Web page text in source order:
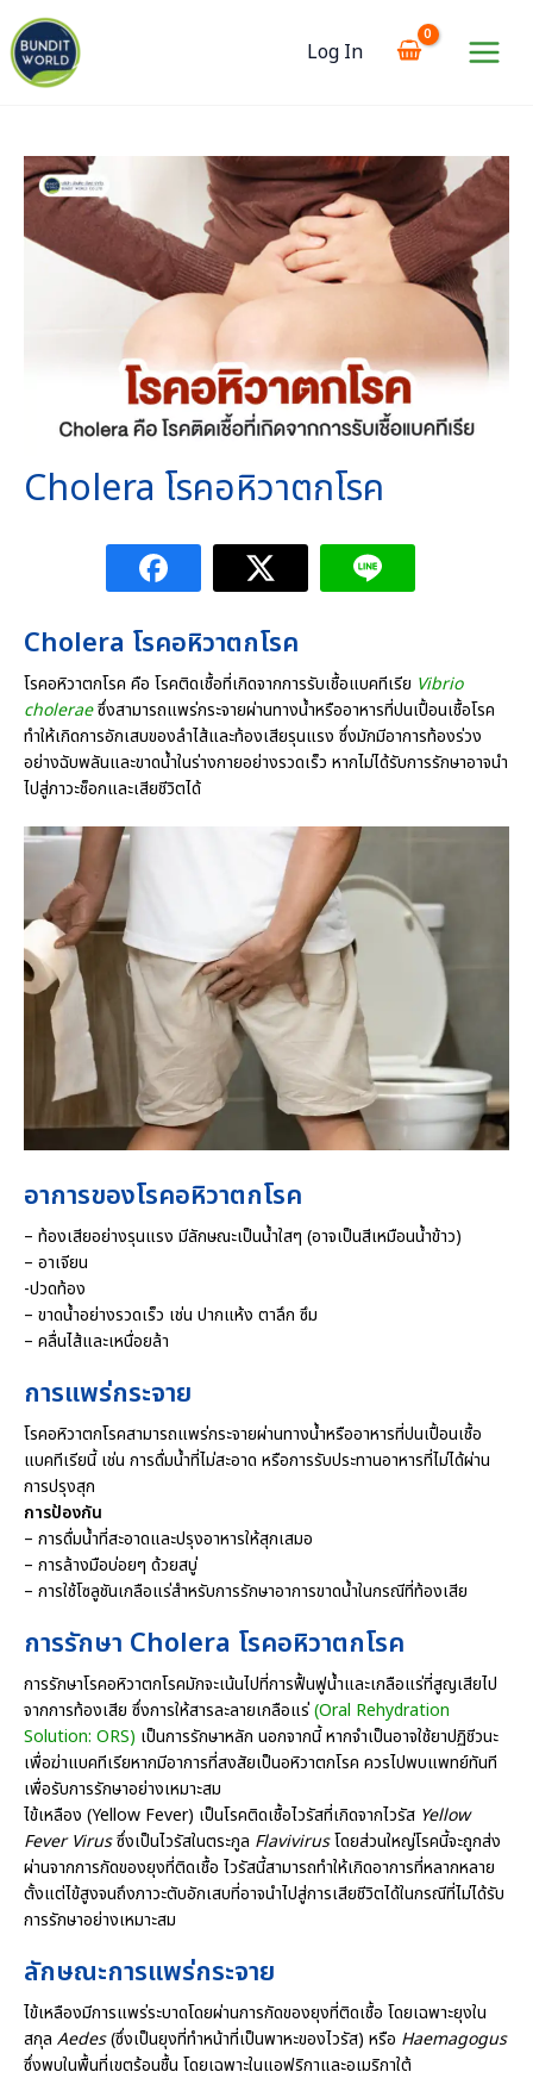
to
content
Log In
Main
Cholera โรคอหิวาตกโรค
Cholera โรคอหิวาตกโรค
โรคอหิวาตกโรค คือ โรคติดเชื้อที่เกิดจากการรับเชื้อแบคทีเรีย Vibrio
choleraeซึ่งสามารถแพร่กระจายผ่านทางน้ำหรืออาหารที่ปนเปื้อนเชื้อโรค
ทำให้เกิดการอักเสบของลำไส้และท้องเสียรุนแรง ซึ่งมักมีอาการท้องร่วง
อย่างฉับพลันและขาดน้ำในร่างกายอย่างรวดเร็ว หากไม่ได้รับการรักษาอาจนำ
ไปสู่ภาวะช็อกและเสียชีวิตได้
อาการของโรคอหิวาตกโรค
– ท้องเสียอย่างรุนแรง มีลักษณะเป็นน้ำใสๆ (อาจเป็นสีเหมือนน้ำข้าว)
– อาเจียน
-ปวดท้อง
– ขาดน้ำอย่างรวดเร็ว เช่น ปากแห้ง ตาลึก ซึม
– คลื่นไส้และเหนื่อยล้า
การแพร่กระจาย
โรคอหิวาตกโรคสามารถแพร่กระจายผ่านทางน้ำหรืออาหารที่ปนเปื้อนเชื้อ
แบคทีเรียนี้ เช่น การดื่มน้ำที่ไม่สะอาด หรือการรับประทานอาหารที่ไม่ได้ผ่าน
การปรุงสุก
การป้องกัน
– การดื่มน้ำที่สะอาดและปรุงอาหารให้สุกเสมอ
– การล้างมือบ่อยๆ ด้วยสบู่
– การใช้โซลูชันเกลือแร่สำหรับการรักษาอาการขาดน้ำในกรณีที่ท้องเสีย
การรักษา Cholera โรคอหิวาตกโรค
การรักษาโรคอหิวาตกโรคมักจะเน้นไปที่การฟื้นฟูน้ำและเกลือแร่ที่สูญเสียไป
จากการท้องเสีย ซึ่งการให้สารละลายเกลือแร่(Oral Rehydration
Solution: ORS) เป็นการรักษาหลัก นอกจากนี้ หากจำเป็นอาจใช้ยาปฏิชีวนะ
เพื่อฆ่าแบคทีเรียหากมีอาการที่สงสัยเป็นอหิวาตกโรค ควรไปพบแพทย์ทันที
เพื่อรับการรักษาอย่างเหมาะสม
ไข้เหลือง (Yellow Fever) เป็นโรคติดเชื้อไวรัสที่เกิดจากไวรัส Yellow
Fever Virusซึ่งเป็นไวรัสในตระกูล Flavivirusโดยส่วนใหญ่โรคนี้จะถูกส่ง
ผ่านจากการกัดของยุงที่ติดเชื้อ ไวรัสนี้สามารถทำให้เกิดอาการที่หลากหลาย
ตั้งแต่ไข้สูงจนถึงภาวะตับอักเสบที่อาจนำไปสู่การเสียชีวิตได้ในกรณีที่ไม่ได้รับ
การรักษาอย่างเหมาะสม
ลักษณะการแพร่กระจาย
ไข้เหลืองมีการแพร่ระบาดโดยผ่านการกัดของยุงที่ติดเชื้อ โดยเฉพาะยุงใน
สกุล Aedes(ซึ่งเป็นยุงที่ทำหน้าที่เป็นพาหะของไวรัส) หรือ Haemagogus
ซึ่งพบในพื้นที่เขตร้อนชื้น โดยเฉพาะในแอฟริกาและอเมริกาใต้